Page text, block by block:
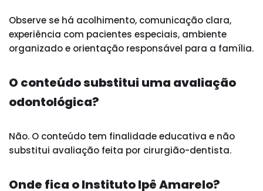
Observe se há acolhimento, comunicação clara,
experiência com pacientes especiais, ambiente
organizado e orientação responsável para a família.
O conteúdo substitui uma avaliação
odontológica?
Não. O conteúdo tem finalidade educativa e não
substitui avaliação feita por cirurgião-dentista.
Onde fica o Instituto Ipê Amarelo?